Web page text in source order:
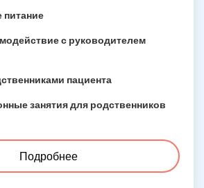
питание
с руководителем
пациента
занятия для родственников
Подробнее